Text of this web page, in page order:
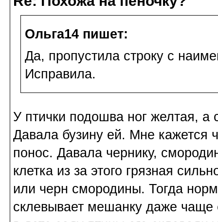
Ольга14 пишет:
Да, пропустила строку с
Исправила.
У птички подошва ног желтая, а
Давала бузину ей. Мне кажется
понос. Давала чернику,
клетка из за этого грязная
или черн смородины. Тогда
склевывает мешанку даже чаще